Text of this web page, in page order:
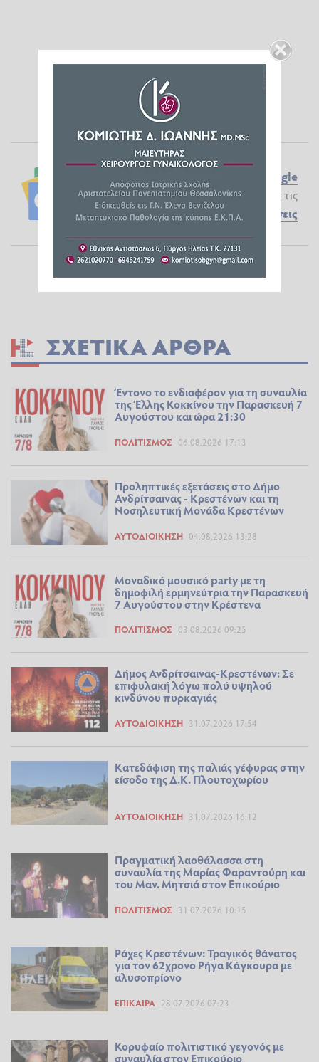
Google
Newsκαι μάθετε πρώτοι όλες τις
Ειδήσεις
ΣΧΕΤΙΚΆ ΆΡΘΡΑ
Έντονο το ενδιαφέρον για τη συναυλία
της Έλλης Κοκκίνου την Παρασκευή 7
Αυγούστου και ώρα 21:30
ΠΟΛΙΤΙΣΜΌΣ 06.08.2026 17:13
Προληπτικές εξετάσεις στο Δήμο
Ανδρίτσαινας - Κρεστένων και τη
Νοσηλευτική Μονάδα Κρεστένων
ΑΥΤΟΔΙΟΊΚΗΣΗ 04.08.2026 13:28
Μοναδικό μουσικό party με τη
δημοφιλή ερμηνεύτρια την Παρασκευή
7 Αυγούστου στην Κρέστενα
ΠΟΛΙΤΙΣΜΌΣ 03.08.2026 09:25
Δήμος Ανδρίτσαινας-Κρεστένων: Σε
επιφυλακή λόγω πολύ υψηλού
κινδύνου πυρκαγιάς
ΑΥΤΟΔΙΟΊΚΗΣΗ 31.07.2026 17:54
Κατεδάφιση της παλιάς γέφυρας στην
είσοδο της Δ.Κ. Πλουτοχωρίου
ΑΥΤΟΔΙΟΊΚΗΣΗ 31.07.2026 16:12
Πραγματική λαοθάλασσα στη
συναυλία της Μαρίας Φαραντούρη και
του Μαν. Μητσιά στον Επικούριο
ΠΟΛΙΤΙΣΜΌΣ 31.07.2026 10:15
Ράχες Κρεστένων: Τραγικός θάνατος
για τον 62χρονο Ρήγα Κάγκουρα με
αλυσοπρίονο
ΕΠΊΚΑΙΡΑ 28.07.2026 07:23
Κορυφαίο πολιτιστικό γεγονός με
συναυλία στον Επικούριο